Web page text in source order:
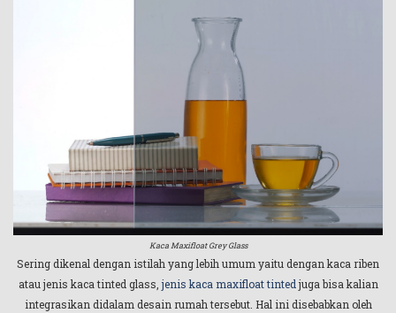
Kaca Maxifloat Grey Glass
Sering dikenal dengan istilah yang lebih umum yaitu dengan kaca riben
atau jenis kaca tinted glass, jenis kaca maxifloat tinted juga bisa kalian
integrasikan didalam desain rumah tersebut. Hal ini disebabkan oleh